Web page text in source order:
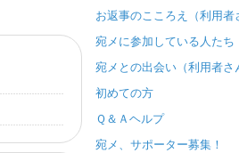
お返事のこころえ（利用者
宛メに参加している人たち
宛メとの出会い（利用者さ
初めての方
Ｑ＆Ａヘルプ
宛メ、サポーター募集！